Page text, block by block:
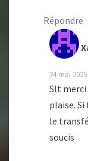
Répondre
24 mai
Slt merci
plaise. Si
le
soucis